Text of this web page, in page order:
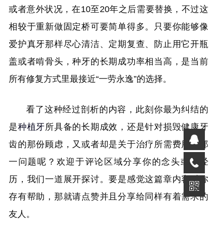
或者意外状况，在10至20年之后需要替换，不过这
相较于重新做固定桥可要简单得多。只要你能够像
爱护真牙那样尽心清洁、定期复查、防止用它开瓶
盖或者啃骨头，种牙的长期成功率相当高，是当前
所有修复方式里最接近“一劳永逸”的选择。
看了这种经过剖析的内容，此刻你最为纠结的
是种植牙所具备的长期成效，还是针对损毁健康牙
齿的那份顾虑，又或者却是关于治疗所需费用的那
一问题呢？欢迎于评论区域分享你的念头或者经
历，我们一道展开探讨。要是感觉这篇章内容对你
存有帮助，那就请点赞并且分享给同样有着需求的
友人。